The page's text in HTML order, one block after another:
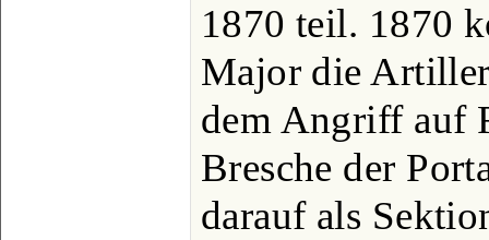
1870 teil. 1870
Major die
dem Angriff auf
Bresche der
darauf als